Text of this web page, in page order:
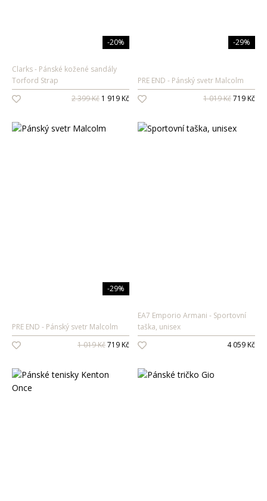
-20%
Clarks
Pánské kožené sandály
Torford Strap
2 399 Kč 1 919 Kč
-29%
PRE END
Pánský svetr Malcolm
1 019 Kč719 Kč
-29%
PRE END
Pánský svetr Malcolm
1 019 Kč719 Kč
EA7 Emporio Armani
Sportovní
taška, unisex
4 059 Kč